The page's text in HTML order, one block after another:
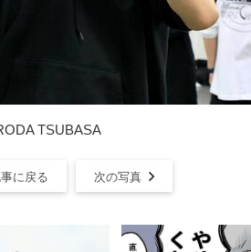
TSUBASA
に戻る 次の写真